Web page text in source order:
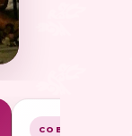
COBERTURA